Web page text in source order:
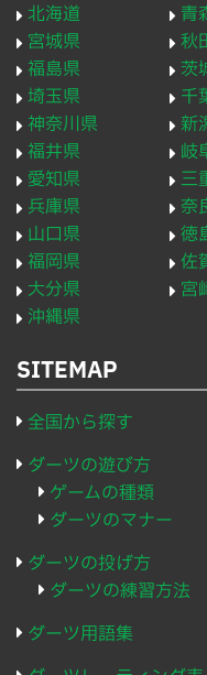
北海道 青
宮城県
秋
福島県
茨
埼玉県
千
神奈川県
新
福井県
岐
愛知県
三
兵庫県
奈
山口県
徳
福岡県
佐
大分県
宮
沖縄県
SITEMAP
全国から探す
ダーツの遊び方
ゲームの種類
ダーツのマナー
ダーツの投げ方
ダーツの練習方法
ダーツ用語集